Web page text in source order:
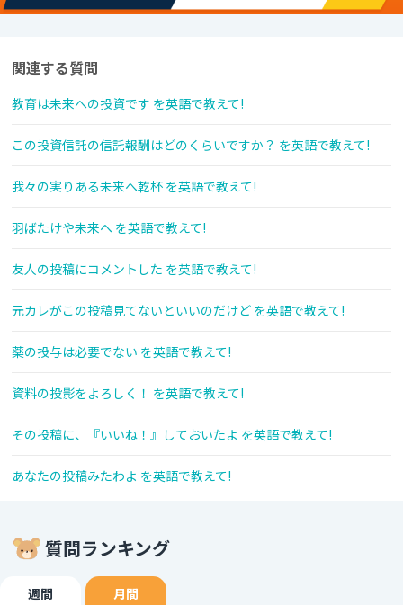
関連する質問
教育は未来への投資です を英語で教えて!
この投資信託の信託報酬はどのくらいですか？ を英語で教えて!
我々の実りある未来へ乾杯 を英語で教えて!
羽ばたけや未来へ を英語で教えて!
友人の投稿にコメントした を英語で教えて!
元カレがこの投稿見てないといいのだけど を英語で教えて!
薬の投与は必要でない を英語で教えて!
資料の投影をよろしく！ を英語で教えて!
その投稿に、『いいね！』しておいたよ を英語で教えて!
あなたの投稿みたわよ を英語で教えて!
質問ランキング
週間 月間